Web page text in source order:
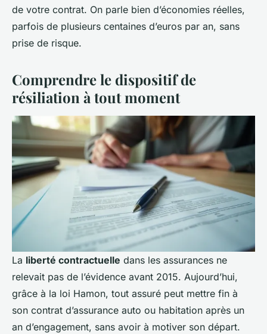
de votre contrat. On parle bien d’économies réelles,
parfois de plusieurs centaines d’euros par an, sans
prise de risque.
Comprendre le dispositif de
résiliation à tout moment
La liberté contractuelle dans les assurances ne
relevait pas de l’évidence avant 2015. Aujourd’hui,
grâce à la loi Hamon, tout assuré peut mettre fin à
son contrat d’assurance auto ou habitation après un
an d’engagement, sans avoir à motiver son départ.